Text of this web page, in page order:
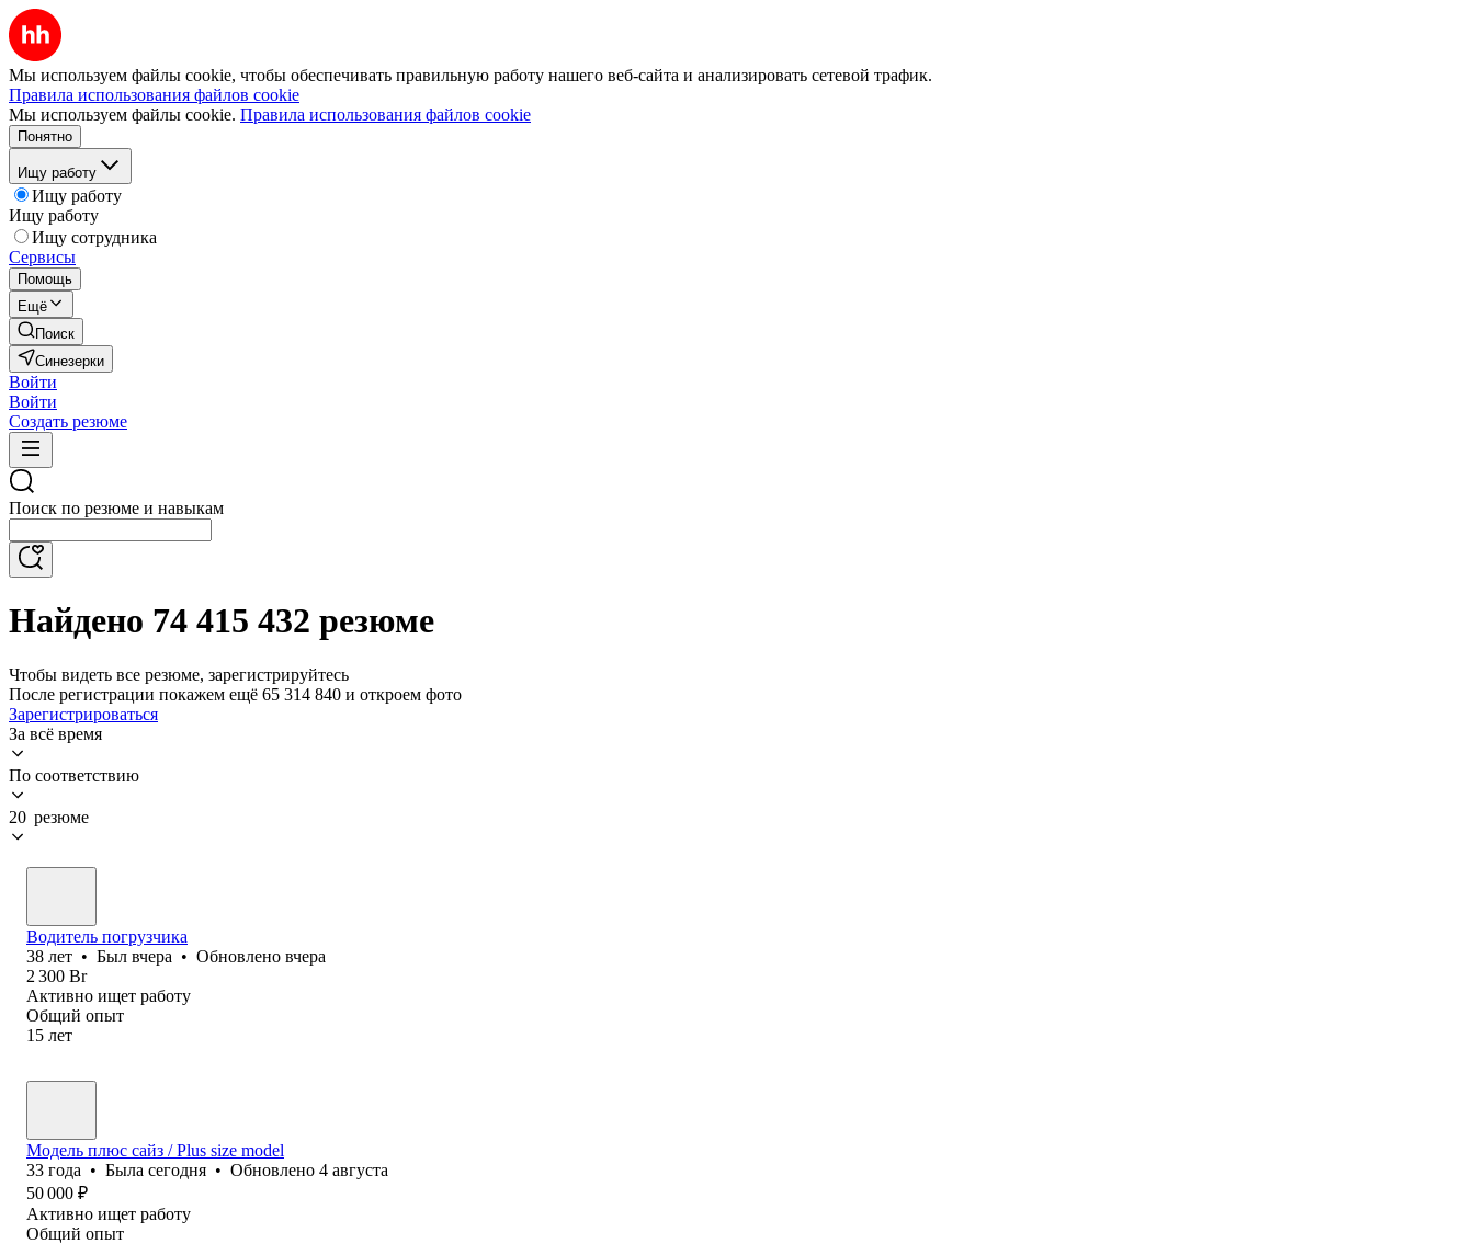
Мы используем файлы cookie, чтобы обеспечивать правильную работу нашего веб-сайта и анализировать сетевой трафик.
Правила использования файлов cookie
Мы используем файлы cookie. Правила использования файлов cookie
Понятно
Ищу работу
Ищу работу
Ищу работу
Ищу сотрудника
Сервисы
Помощь
Ещё
Поиск
Синезерки
Войти
Войти
Создать резюме
Поиск по резюме и навыкам
Найдено 74 415 432 резюме
Чтобы видеть все резюме, зарегистрируйтесь
После регистрации покажем ещё 65 314 840 и откроем фото
Зарегистрироваться
За всё время
По соответствию
20 резюме
Водитель погрузчика
38 лет • Был вчера • Обновлено вчера
2 300 Br
Активно ищет работу
Общий опыт
15 лет
Модель плюс сайз / Plus size model
33 года • Была сегодня • Обновлено 4 августа
50 000 ₽
Активно ищет работу
Общий опыт